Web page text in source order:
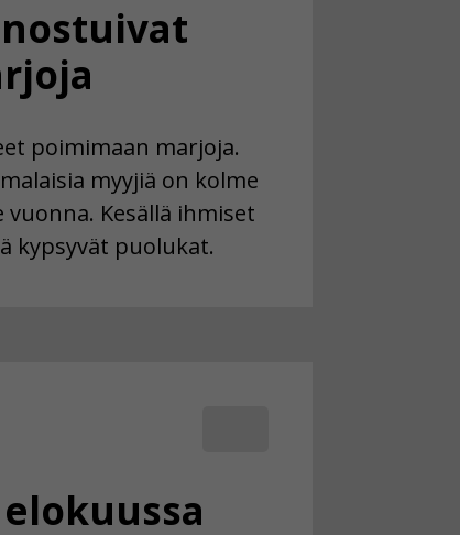
poimimaan marjoja.
myyjiä on kolme
Kesällä ihmiset
kypsyvät puolukat.